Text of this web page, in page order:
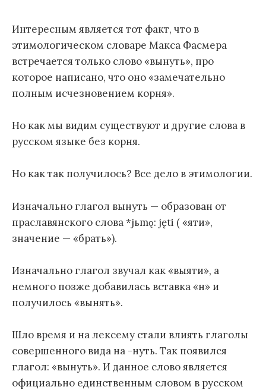
Интересным является тот факт, что в
этимологическом словаре Макса Фасмера
встречается только слово «вынуть», про
которое написано, что оно «замечательно
полным исчезновением корня».
Но как мы видим существуют и другие слова в
русском языке без корня.
Но как так получилось? Все дело в этимологии.
Изначально глагол вынуть — образован от
праславянского слова *jьmǫ: jęti ( «яти»,
значение — «брать»).
Изначально глагол звучал как «выяти», а
немного позже добавилась вставка «н» и
получилось «вынять».
Шло время и на лексему стали влиять глаголы
совершенного вида на -нуть. Так появился
глагол: «вынуть». И данное слово является
официально единственным словом в русском